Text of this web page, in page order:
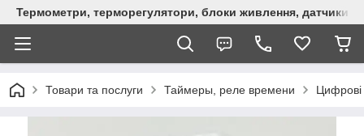
Термометри, терморегулятори, блоки живлення, датчики,
Товари та послуги Таймеры, реле времени Цифрові